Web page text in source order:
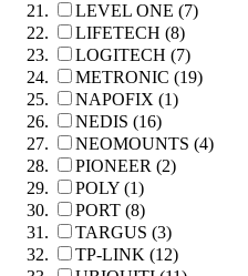
LEVEL ONE (7)
LIFETECH (8)
LOGITECH (7)
METRONIC (19)
NAPOFIX (1)
NEDIS (16)
NEOMOUNTS (4)
PIONEER (2)
POLY (1)
PORT (8)
TARGUS (3)
TP-LINK (12)